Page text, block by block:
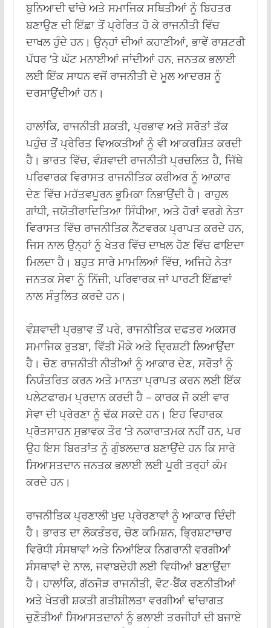
ਬੁਨਿਆਦੀ ਢਾਂਚੇ ਅਤੇ ਸਮਾਜਿਕ ਸਥਿਤੀਆਂ ਨੂੰ ਬਿਹਤਰ
ਬਣਾਉਣ ਦੀ ਇੱਛਾ ਤੋਂ ਪ੍ਰੇਰਿਤ ਹੋ ਕੇ ਰਾਜਨੀਤੀ ਵਿੱਚ
ਦਾਖਲ ਹੁੰਦੇ ਹਨ। ਉਨ੍ਹਾਂ ਦੀਆਂ ਕਹਾਣੀਆਂ, ਭਾਵੇਂ ਰਾਸ਼ਟਰੀ
ਪੱਧਰ ‘ਤੇ ਘੱਟ ਮਨਾਈਆਂ ਜਾਂਦੀਆਂ ਹਨ, ਜਨਤਕ ਭਲਾਈ
ਲਈ ਇੱਕ ਸਾਧਨ ਵਜੋਂ ਰਾਜਨੀਤੀ ਦੇ ਮੂਲ ਆਦਰਸ਼ ਨੂੰ
ਦਰਸਾਉਂਦੀਆਂ ਹਨ।
ਹਾਲਾਂਕਿ, ਰਾਜਨੀਤੀ ਸ਼ਕਤੀ, ਪ੍ਰਭਾਵ ਅਤੇ ਸਰੋਤਾਂ ਤੱਕ
ਪਹੁੰਚ ਤੋਂ ਪ੍ਰੇਰਿਤ ਵਿਅਕਤੀਆਂ ਨੂੰ ਵੀ ਆਕਰਸ਼ਿਤ ਕਰਦੀ
ਹੈ। ਭਾਰਤ ਵਿੱਚ, ਵੰਸ਼ਵਾਦੀ ਰਾਜਨੀਤੀ ਪ੍ਰਚਲਿਤ ਹੈ, ਜਿੱਥੇ
ਪਰਿਵਾਰਕ ਵਿਰਾਸਤ ਰਾਜਨੀਤਿਕ ਕਰੀਅਰ ਨੂੰ ਆਕਾਰ
ਦੇਣ ਵਿੱਚ ਮਹੱਤਵਪੂਰਨ ਭੂਮਿਕਾ ਨਿਭਾਉਂਦੀ ਹੈ। ਰਾਹੁਲ
ਗਾਂਧੀ, ਜਯੋਤੀਰਾਦਿਤਿਆ ਸਿੰਧੀਆ, ਅਤੇ ਹੋਰਾਂ ਵਰਗੇ ਨੇਤਾ
ਵਿਰਾਸਤ ਵਿੱਚ ਰਾਜਨੀਤਿਕ ਨੈੱਟਵਰਕ ਪ੍ਰਾਪਤ ਕਰਦੇ ਹਨ,
ਜਿਸ ਨਾਲ ਉਨ੍ਹਾਂ ਨੂੰ ਖੇਤਰ ਵਿੱਚ ਦਾਖਲ ਹੋਣ ਵਿੱਚ ਫਾਇਦਾ
ਮਿਲਦਾ ਹੈ। ਬਹੁਤ ਸਾਰੇ ਮਾਮਲਿਆਂ ਵਿੱਚ, ਅਜਿਹੇ ਨੇਤਾ
ਜਨਤਕ ਸੇਵਾ ਨੂੰ ਨਿੱਜੀ, ਪਰਿਵਾਰਕ ਜਾਂ ਪਾਰਟੀ ਇੱਛਾਵਾਂ
ਨਾਲ ਸੰਤੁਲਿਤ ਕਰਦੇ ਹਨ।
ਵੰਸ਼ਵਾਦੀ ਪ੍ਰਭਾਵ ਤੋਂ ਪਰੇ, ਰਾਜਨੀਤਿਕ ਦਫਤਰ ਅਕਸਰ
ਸਮਾਜਿਕ ਰੁਤਬਾ, ਵਿੱਤੀ ਮੌਕੇ ਅਤੇ ਦ੍ਰਿਸ਼ਟੀ ਲਿਆਉਂਦਾ
ਹੈ। ਚੋਣ ਰਾਜਨੀਤੀ ਨੀਤੀਆਂ ਨੂੰ ਆਕਾਰ ਦੇਣ, ਸਰੋਤਾਂ ਨੂੰ
ਨਿਯੰਤਰਿਤ ਕਰਨ ਅਤੇ ਮਾਨਤਾ ਪ੍ਰਾਪਤ ਕਰਨ ਲਈ ਇੱਕ
ਪਲੇਟਫਾਰਮ ਪ੍ਰਦਾਨ ਕਰਦੀ ਹੈ – ਕਾਰਕ ਜੋ ਕਈ ਵਾਰ
ਸੇਵਾ ਦੀ ਪ੍ਰੇਰਣਾ ਨੂੰ ਢੱਕ ਸਕਦੇ ਹਨ। ਇਹ ਵਿਹਾਰਕ
ਪ੍ਰੋਤਸਾਹਨ ਸੁਭਾਵਕ ਤੌਰ ‘ਤੇ ਨਕਾਰਾਤਮਕ ਨਹੀਂ ਹਨ, ਪਰ
ਉਹ ਇਸ ਬਿਰਤਾਂਤ ਨੂੰ ਗੁੰਝਲਦਾਰ ਬਣਾਉਂਦੇ ਹਨ ਕਿ ਸਾਰੇ
ਸਿਆਸਤਦਾਨ ਜਨਤਕ ਭਲਾਈ ਲਈ ਪੂਰੀ ਤਰ੍ਹਾਂ ਕੰਮ
ਕਰਦੇ ਹਨ।
ਰਾਜਨੀਤਿਕ ਪ੍ਰਣਾਲੀ ਖੁਦ ਪ੍ਰੇਰਣਾਵਾਂ ਨੂੰ ਆਕਾਰ ਦਿੰਦੀ
ਹੈ। ਭਾਰਤ ਦਾ ਲੋਕਤੰਤਰ, ਚੋਣ ਕਮਿਸ਼ਨ, ਭ੍ਰਿਸ਼ਟਾਚਾਰ
ਵਿਰੋਧੀ ਸੰਸਥਾਵਾਂ ਅਤੇ ਨਿਆਂਇਕ ਨਿਗਰਾਨੀ ਵਰਗੀਆਂ
ਸੰਸਥਾਵਾਂ ਦੇ ਨਾਲ, ਜਵਾਬਦੇਹੀ ਲਈ ਵਿਧੀਆਂ ਬਣਾਉਂਦਾ
ਹੈ। ਹਾਲਾਂਕਿ, ਗੱਠਜੋੜ ਰਾਜਨੀਤੀ, ਵੋਟ-ਬੈਂਕ ਰਣਨੀਤੀਆਂ
ਅਤੇ ਖੇਤਰੀ ਸ਼ਕਤੀ ਗਤੀਸ਼ੀਲਤਾ ਵਰਗੀਆਂ ਢਾਂਚਾਗਤ
ਚੁਣੌਤੀਆਂ ਸਿਆਸਤਦਾਨਾਂ ਨੂੰ ਭਲਾਈ ਤਰਜੀਹਾਂ ਦੀ ਬਜਾਏ